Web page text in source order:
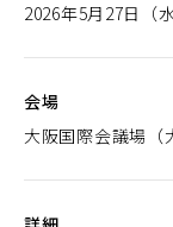
2026年5月27日（
会場
大阪国際会議場（